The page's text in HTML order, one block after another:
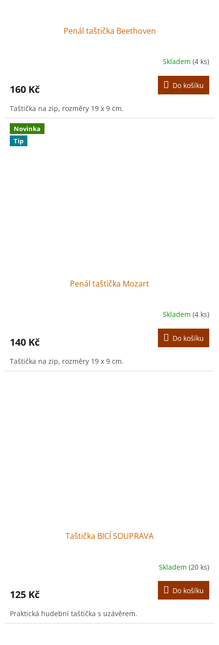
Penál taštička Beethoven
Skladem (4 ks)
160 Kč Do košíku
Taštička na zip, rozměry 19 x 9 cm.
Novinka
Tip
Penál taštička Mozart
Skladem (4 ks)
140 Kč Do košíku
Taštička na zip, rozměry 19 x 9 cm.
Taštička BICÍ SOUPRAVA
Skladem (20 ks)
125 Kč Do košíku
Praktická hudební taštička s uzávěrem.